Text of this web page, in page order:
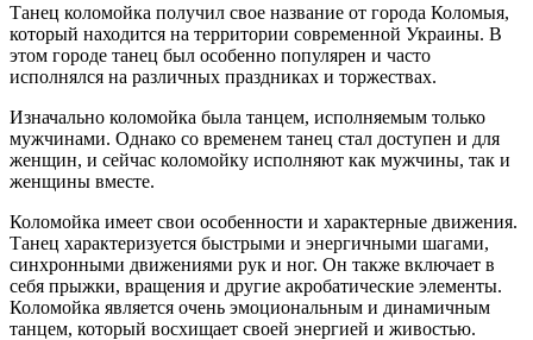
Танец коломойка получил свое название от города Коломыя,
который находится на территории современной Украины. В
этом городе танец был особенно популярен и часто
исполнялся на различных праздниках и торжествах.
Изначально коломойка была танцем, исполняемым только
мужчинами. Однако со временем танец стал доступен и для
женщин, и сейчас коломойку исполняют как мужчины, так и
женщины вместе.
Коломойка имеет свои особенности и характерные движения.
Танец характеризуется быстрыми и энергичными шагами,
синхронными движениями рук и ног. Он также включает в
себя прыжки, вращения и другие акробатические элементы.
Коломойка является очень эмоциональным и динамичным
танцем, который восхищает своей энергией и живостью.